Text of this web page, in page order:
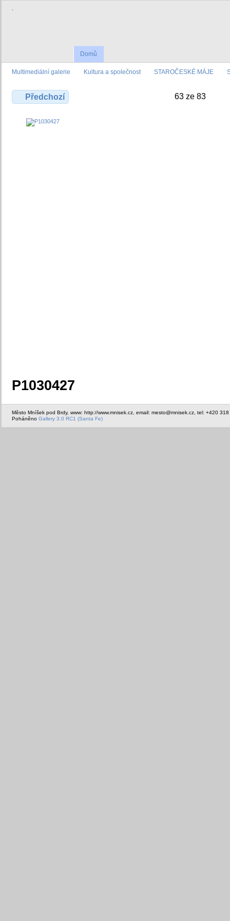
.
Domů
Multimediální galerie Kultura a společnost STAROČESKÉ MÁJE
Předchozí 63 ze 83
P1030427
Město Mníšek pod Brdy, www: http://www.mnisek.cz, email: mesto@mnisek.cz, tel: +420
Poháněno Gallery 3.0 RC1 (Santa Fe)